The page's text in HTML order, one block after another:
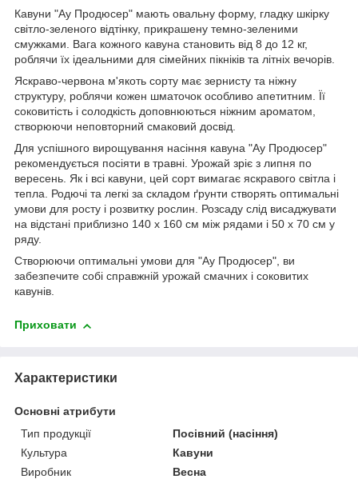
Кавуни "Ау Продюсер" мають овальну форму, гладку шкірку
світло-зеленого відтінку, прикрашену темно-зеленими
смужками. Вага кожного кавуна становить від 8 до 12 кг,
роблячи їх ідеальними для сімейних пікніків та літніх вечорів.
Яскраво-червона м'якоть сорту має зернисту та ніжну
структуру, роблячи кожен шматочок особливо апетитним. Її
соковитість і солодкість доповнюються ніжним ароматом,
створюючи неповторний смаковий досвід.
Для успішного вирощування насіння кавуна "Ау Продюсер"
рекомендується посіяти в травні. Урожай зріє з липня по
вересень. Як і всі кавуни, цей сорт вимагає яскравого світла і
тепла. Родючі та легкі за складом ґрунти створять оптимальні
умови для росту і розвитку рослин. Розсаду слід висаджувати
на відстані приблизно 140 х 160 см між рядами і 50 х 70 см у
ряду.
Створюючи оптимальні умови для "Ау Продюсер", ви
забезпечите собі справжній урожай смачних і соковитих
кавунів.
Приховати
Характеристики
Основні атрибути
Тип продукції
Посівний (насіння)
Культура
Кавуни
Виробник
Весна